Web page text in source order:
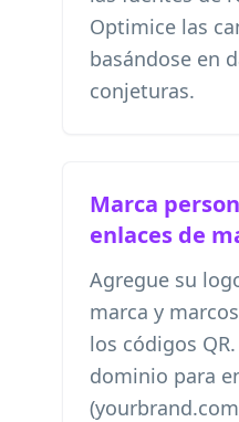
Optimice las
basándose en
conjeturas.
Marca
enlaces de
Agregue su
marca y
los códigos
dominio para